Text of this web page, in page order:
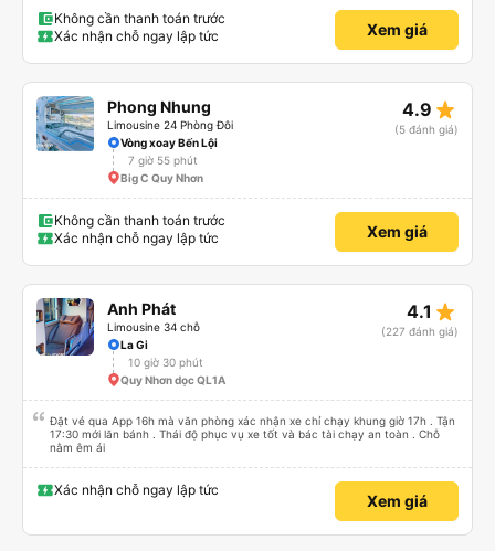
nhưng các anh hướng dẫn mình xuống ở đây không có ma nào dám chở đâu
( vì đây là địa bàn của thế lực xe ôm ngầm, dân chơi cỏ kẹo ke...) Và thế là
mình được chở xuống Ngã 3 thành , nơi sáng sủa an toàn hơn. Một Chuyến
Không cần thanh toán trước
Xác nhận chỗ ngay lập tức
Xem giá
Phong Nhung
Limousine 24 Phòng Đôi
4.9 star_rate
(5 đánh giá)
Vòng xoay Bến Lội
7 giờ 55 phút
Big C Quy Nhơn
Không cần thanh toán trước
Xác nhận chỗ ngay lập tức
Xem giá
Anh Phát
Limousine 34 chỗ
4.1 star_rate
(227 đánh giá)
La Gi
10 giờ 30 phút
Quy Nhơn dọc QL1A
Đặt vé qua App 16h mà văn phòng xác nhận xe chỉ chạy khung giờ 17h . Tận
17:30 mới lăn bánh . Thái độ phục vụ xe tốt và bác tài chạy an toàn . Chỗ
nằm êm ái
Xác nhận chỗ ngay lập tức
Xem giá